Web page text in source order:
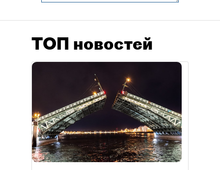
ТОП новостей